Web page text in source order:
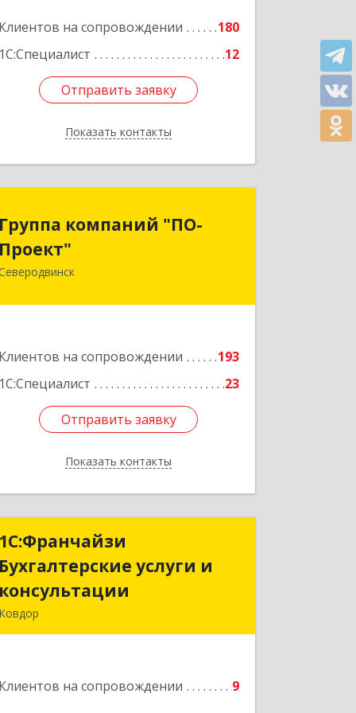
Клиентов на сопровождении
180
1С:Специалист
12
Отправить заявку
Показать контакты
Отправить заявку
Назад
Группа компаний "ПО-
Проект"
Клиентов на сопровождении
193
1С:Специалист
23
Отправить заявку
Показать контакты
Группа компаний "ПО-
Проект"
164500, Архангельская обл,
Подробнее
Отправить заявку
Назад
1С:Франчайзи
Бухгалтерские услуги и
консультации
Ковдор
Клиентов на сопровождении 9
1С:Франчайзи
Бухгалтерские услуги и
консультации